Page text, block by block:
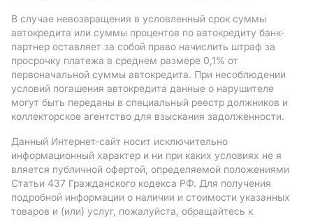
В случае невозвращения в условленный срок суммы
автокредита или суммы процентов по автокредиту банк-
партнер оставляет за собой право начислить штраф за
просрочку платежа в среднем размере 0,1% от
первоначальной суммы автокредита. При несоблюдении
условий погашения автокредита данные о нарушителе
могут быть переданы в специальный реестр должников и
коллекторское агентство для взыскания задолженности.
Данный Интернет-сайт носит исключительно
информационный характер и ни при каких условиях не я
вляется публичной офертой, определяемой положениями
Статьи 437 Гражданского кодекса РФ. Для получения
подробной информации о наличии и стоимости указанных
товаров и (или) услуг, пожалуйста, обращайтесь к